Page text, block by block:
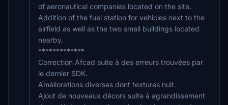
of aeronautical companies located on the site.
Addition of the fuel station for vehicles next to the
airfield as well as the two small buildings located
nearby.
*************
Correction Afcad suite à des erreurs trouvées par
le dernier SDK.
Améliorations diverses dont textures nuit.
Ajout de nouveaux décors suite à agrandissement